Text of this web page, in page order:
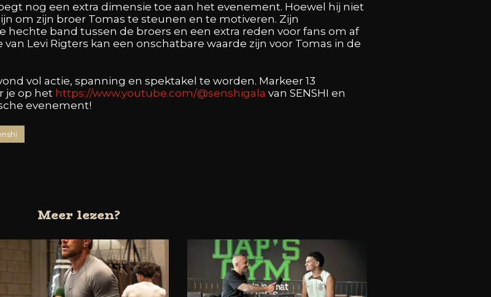
nog een extra dimensie toe aan het evenement. Hoewel hij niet
om zijn broer Tomas te steunen en te motiveren. Zijn
hechte band tussen de broers en een extra reden voor fans om af
Levi Rigters kan een onschatbare waarde zijn voor Tomas in de
vol actie, spanning en spektakel te worden. Markeer 13
je op het https://www.youtube.com/@senshigala van SENSHI en
evenement!
Meer lezen?